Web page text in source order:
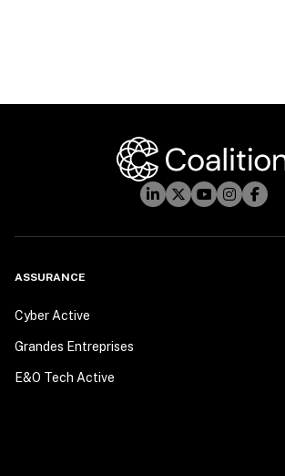
ASSURANCE
Cyber Active
Grandes Entreprises
E&O Tech Active